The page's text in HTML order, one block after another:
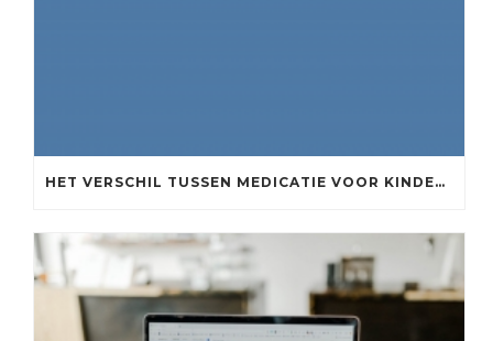
HET VERSCHIL TUSSEN MEDICATIE VOOR KINDEREN EN VOLWASSENEN